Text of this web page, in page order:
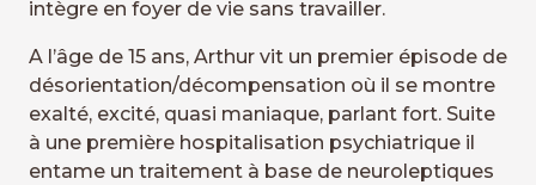
intègre en foyer de vie sans travailler.
A l’âge de 15 ans, Arthur vit un premier épisode de
désorientation/décompensation où il se montre
exalté, excité, quasi maniaque, parlant fort. Suite
à une première hospitalisation psychiatrique il
entame un traitement à base de neuroleptiques